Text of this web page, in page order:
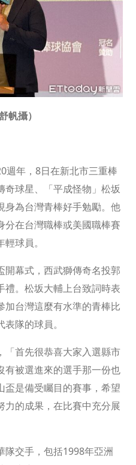
帆攝）
週年，8日在新北市三重棒
球星、「平成怪物」松坂
身為台灣青棒好手勉勵。他
分在台灣職棒或美國職棒賽
球員。
開幕式，西武獅傳奇名投郭
禮。松坂大輔上台致詞時表
加台灣這麼有水準的青棒比
隊的球員。
「首先很恭喜大家入選縣市
有被選進來的選手那一份也
盃是備受矚目的賽事，希望
力的成果，在比賽中充分展
隊交手，包括1998年亞洲